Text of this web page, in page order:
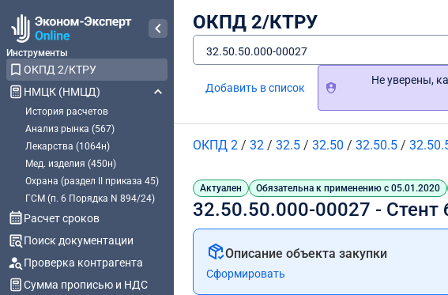
Инструменты
ОКПД 2/КТРУ
НМЦК (НМЦД)
История расчетов
Анализ рынка (567)
Лекарства (1064н)
Мед. изделия (450н)
Охрана (раздел II приказа 45)
ГСМ (п. 6 Порядка N 894/24)
Расчет сроков
Поиск документации
Проверка контрагента
Сумма прописью и НДС
ОКПД 2/КТРУ
32.50.50.000-00027
Добавить в список
Не уверены,
ОКПД 2 / 32 / 32.5 / 32.50 / 32.50.5 /
Актуален Обязательна к применению с 05.01.2020
32.50.50.000-00027 -
Описание объекта закупки
Сформировать